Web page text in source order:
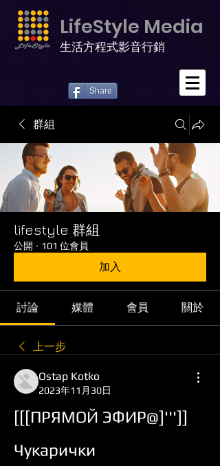
LifeStyle Media
生活方程式影音行銷
Share
群組
lifestyle 群組
公開 · 101 位會員
加入
討論 媒體 會員 關於
上一步
Ostap Kotko
2023年11月30日
[[[ПРЯМОЙ ЭФИР@]''']]
Чукарички